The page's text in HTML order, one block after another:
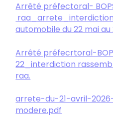
Arrêté préfectoral-
automobile du 22 mai au
Arrêté préfecrtoral-
22_interdiction
raa.
arrete-du-21-avril-
modere.pdf